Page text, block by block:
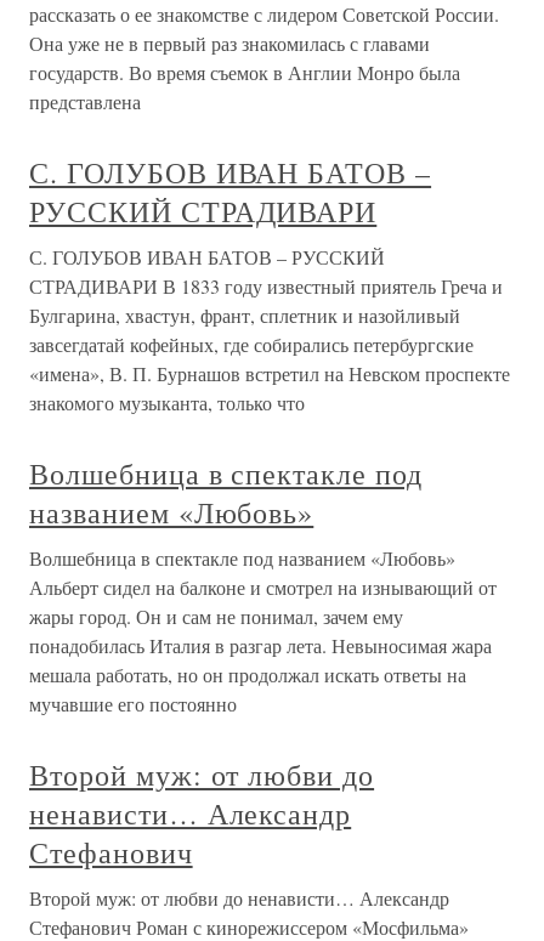
рассказать о ее знакомстве с лидером Советской России.
Она уже не в первый раз знакомилась с главами
государств. Во время съемок в Англии Монро была
представлена
С. ГОЛУБОВ ИВАН БАТОВ –
РУССКИЙ СТРАДИВАРИ
С. ГОЛУБОВ ИВАН БАТОВ – РУССКИЙ
СТРАДИВАРИ В 1833 году известный приятель Греча и
Булгарина, хвастун, франт, сплетник и назойливый
завсегдатай кофейных, где собирались петербургские
«имена», В. П. Бурнашов встретил на Невском проспекте
знакомого музыканта, только что
Волшебница в спектакле под
названием «Любовь»
Волшебница в спектакле под названием «Любовь»
Альберт сидел на балконе и смотрел на изнывающий от
жары город. Он и сам не понимал, зачем ему
понадобилась Италия в разгар лета. Невыносимая жара
мешала работать, но он продолжал искать ответы на
мучавшие его постоянно
Второй муж: от любви до
ненависти… Александр
Стефанович
Второй муж: от любви до ненависти… Александр
Стефанович Роман с кинорежиссером «Мосфильма»